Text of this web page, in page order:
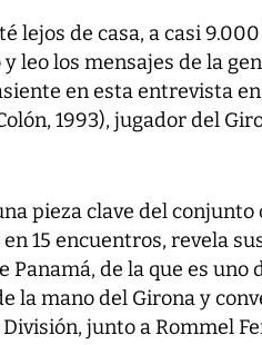
lejos de casa, a casi
y leo los mensajes de la
en esta entrevista
1993), jugador del
pieza clave del
15 encuentros, revela
Panamá, de la que es
la mano del Girona y
junto a Rommel